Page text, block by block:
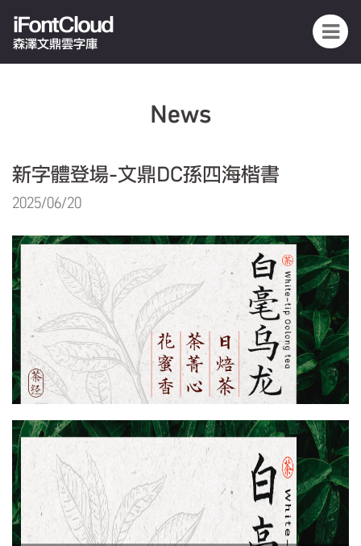
iFontCloud
森澤文鼎雲字庫
News
新字體登場-文鼎DC孫四海楷書
2025/06/20